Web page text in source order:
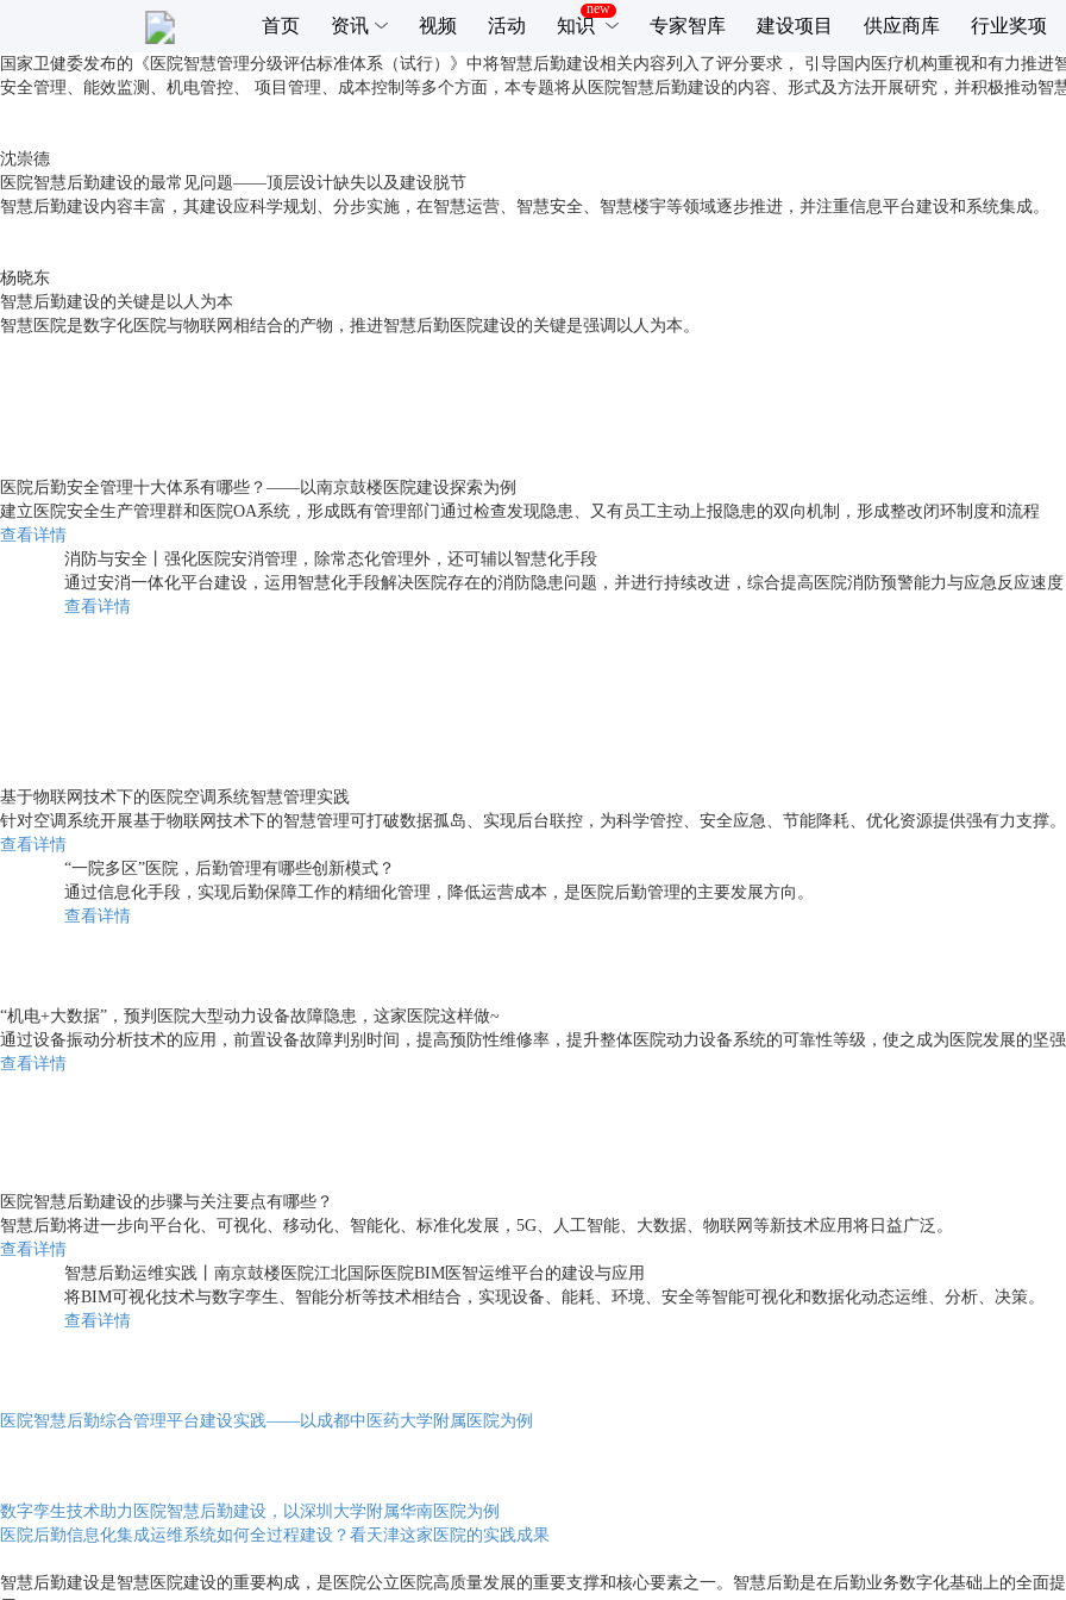
首页 资讯 视频 活动 知识 专家智库 建设项目 供应商库 行业奖项
国家卫健委发布的《医院智慧管理分级评估标准体系（试行）》中将智慧后勤建设相关内容列入了评分要求， 引导国内医疗机构重视和有力推
安全管理、能效监测、机电管控、 项目管理、成本控制等多个方面，本专题将从医院智慧后勤建设的内容、形式及方法开展研究，并积极推动智
沈崇德
医院智慧后勤建设的最常见问题——顶层设计缺失以及建设脱节
智慧后勤建设内容丰富，其建设应科学规划、分步实施，在智慧运营、智慧安全、智慧楼宇等领域逐步推进，并注重信息平台建设和系统集成。
杨晓东
智慧后勤建设的关键是以人为本
智慧医院是数字化医院与物联网相结合的产物，推进智慧后勤医院建设的关键是强调以人为本。
医院后勤安全管理十大体系有哪些？——以南京鼓楼医院建设探索为例
建立医院安全生产管理群和医院OA系统，形成既有管理部门通过检查发现隐患、又有员工主动上报隐患的双向机制，形成整改闭环制度和流程
查看详情
消防与安全丨强化医院安消管理，除常态化管理外，还可辅以智慧化手段
通过安消一体化平台建设，运用智慧化手段解决医院存在的消防隐患问题，并进行持续改进，综合提高医院消防预警能力与应急反应速度
查看详情
基于物联网技术下的医院空调系统智慧管理实践
针对空调系统开展基于物联网技术下的智慧管理可打破数据孤岛、实现后台联控，为科学管控、安全应急、节能降耗、优化资源提供强有力支撑。
查看详情
“一院多区”医院，后勤管理有哪些创新模式？
通过信息化手段，实现后勤保障工作的精细化管理，降低运营成本，是医院后勤管理的主要发展方向。
查看详情
“机电+大数据”，预判医院大型动力设备故障隐患，这家医院这样做~
通过设备振动分析技术的应用，前置设备故障判别时间，提高预防性维修率，提升整体医院动力设备系统的可靠性等级，使之成为医院发展的坚
查看详情
医院智慧后勤建设的步骤与关注要点有哪些？
智慧后勤将进一步向平台化、可视化、移动化、智能化、标准化发展，5G、人工智能、大数据、物联网等新技术应用将日益广泛。
查看详情
智慧后勤运维实践丨南京鼓楼医院江北国际医院BIM医智运维平台的建设与应用
将BIM可视化技术与数字孪生、智能分析等技术相结合，实现设备、能耗、环境、安全等智能可视化和数据化动态运维、分析、决策。
查看详情
医院智慧后勤综合管理平台建设实践——以成都中医药大学附属医院为例
数字孪生技术助力医院智慧后勤建设，以深圳大学附属华南医院为例
医院后勤信息化集成运维系统如何全过程建设？看天津这家医院的实践成果
智慧后勤建设是智慧医院建设的重要构成，是医院公立医院高质量发展的重要支撑和核心要素之一。智慧后勤是在后勤业务数字化基础上的全面